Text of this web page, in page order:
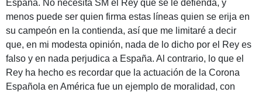
España. No necesita SM el Rey que se le defienda, y
menos puede ser quien firma estas líneas quien se erija en
su campeón en la contienda, así que me limitaré a decir
que, en mi modesta opinión, nada de lo dicho por el Rey es
falso y en nada perjudica a España. Al contrario, lo que el
Rey ha hecho es recordar que la actuación de la Corona
Española en América fue un ejemplo de moralidad, con